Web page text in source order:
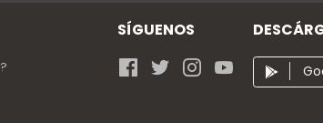
SÍGUENOS